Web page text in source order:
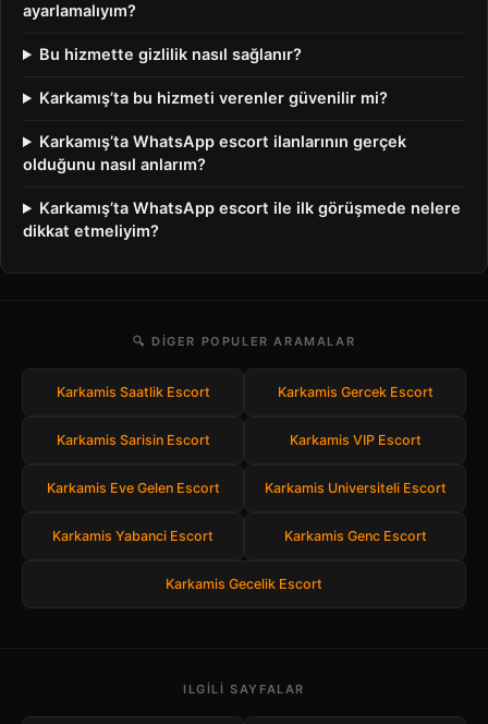
ayarlamalıyım?
Bu hizmette gizlilik nasıl sağlanır?
Karkamış’ta bu hizmeti verenler güvenilir mi?
Karkamış’ta WhatsApp escort ilanlarının gerçek
olduğunu nasıl anlarım?
Karkamış’ta WhatsApp escort ile ilk görüşmede nelere
dikkat etmeliyim?
🔍 DIGER POPULER ARAMALAR
Karkamis Saatlik Escort Karkamis Gercek Escort
Karkamis Sarisin Escort Karkamis VIP Escort
Karkamis Eve Gelen Escort Karkamis Universiteli Escort
Karkamis Yabanci Escort Karkamis Genc Escort
Karkamis Gecelik Escort
ILGILI SAYFALAR